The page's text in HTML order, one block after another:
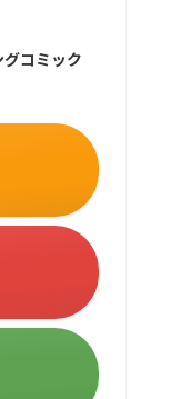
コミック